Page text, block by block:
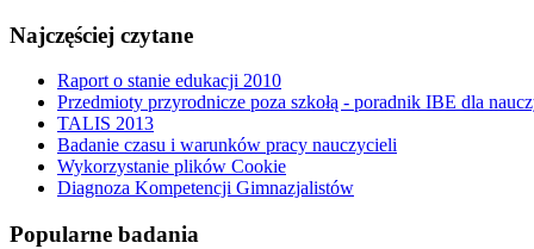
Najczęściej czytane
Raport o stanie edukacji 2010
Przedmioty przyrodnicze poza szkołą - poradnik IBE dla
TALIS 2013
Badanie czasu i warunków pracy nauczycieli
Wykorzystanie plików Cookie
Diagnoza Kompetencji Gimnazjalistów
Popularne badania